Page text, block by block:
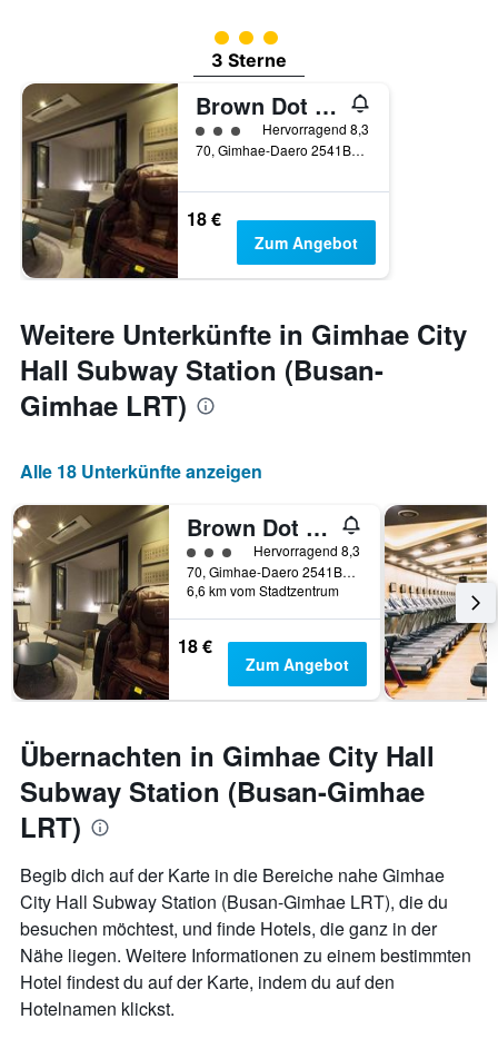
Bewertungskategorie 3
3 Sterne
Brown Dot Hotel Gimhaeeobang
Bewertungskategorie 3
Hervorragend 8,3
70, Gimhae-Daero 2541Beon-Gil, Gimhae, Südkorea
18 €
Zum Angebot
Weitere Unterkünfte in Gimhae City
Hall Subway Station (Busan-
Gimhae LRT)
Alle 18 Unterkünfte anzeigen
Brown Dot Hotel Gimhaeeobang
Bewertungskategorie 3
Hervorragend 8,3
70, Gimhae-Daero 2541Beon-Gil, Gimhae, Südkorea
6,6 km vom Stadtzentrum
18 €
Zum Angebot
Übernachten in Gimhae City Hall
Subway Station (Busan-Gimhae
LRT)
Begib dich auf der Karte in die Bereiche nahe Gimhae
City Hall Subway Station (Busan-Gimhae LRT), die du
besuchen möchtest, und finde Hotels, die ganz in der
Nähe liegen. Weitere Informationen zu einem bestimmten
Hotel findest du auf der Karte, indem du auf den
Hotelnamen klickst.